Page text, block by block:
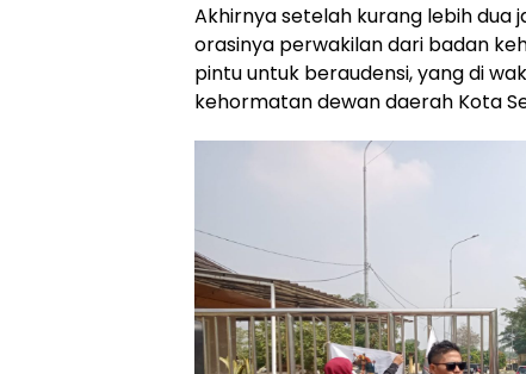
Akhirnya setelah kurang lebih dua
orasinya perwakilan dari badan
pintu untuk beraudensi, yang di
kehormatan dewan daerah Kota